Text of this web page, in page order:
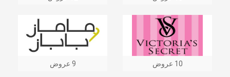
9 عروض 10 عروض